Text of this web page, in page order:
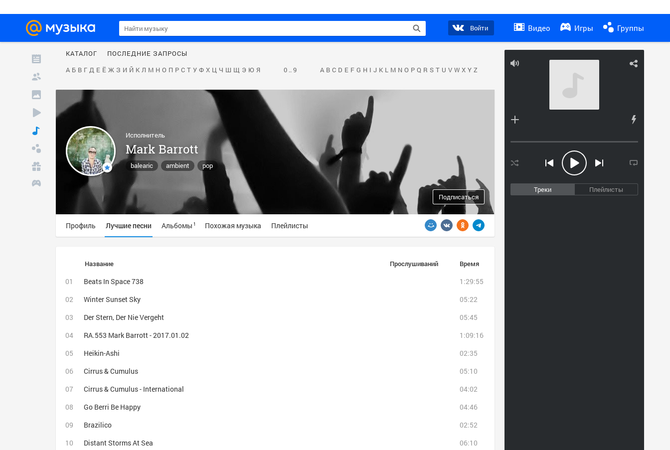
Войти Видео Игры Группы
Треки Плейлисты
КАТАЛОГ
ПОСЛЕДНИЕ ЗАПРОСЫ
А Б В Г Д Е Ё Ж З И Й К Л М Н О П Р С Т У Ф Х Ц Ч Ш Щ Э Ю Я 0 .. 9 A B C D E F G H I J K L M N O P Q R S T U V W X Y Z
Исполнитель
Mark Barrott
balearic ambient pop
Подписаться
Профиль Лучшие песни Альбомы 1 Похожая музыка Плейлисты
Название Прослушиваний Время
Beats In Space 738
1:29:55
Winter Sunset Sky
05:22
Der Stern, Der Nie Vergeht
05:45
RA.553 Mark Barrott - 2017.01.02
1:09:16
Heikin-Ashi
02:35
Cirrus & Cumulus
05:10
Cirrus & Cumulus - International
04:02
Go Berri Be Happy
04:46
Brazilico
02:52
Distant Storms At Sea
06:10